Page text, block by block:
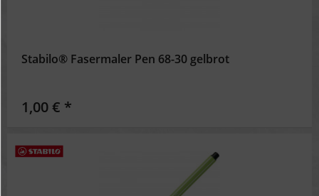
Stabilo® Fasermaler Pen 68-30 gelbrot
1,00 € *